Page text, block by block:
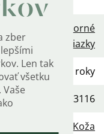
zber
Len tak
všetku
Dámske strieborné
retiazky
2 roky
568754453116
Koža